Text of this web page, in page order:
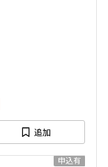
追加
申込有